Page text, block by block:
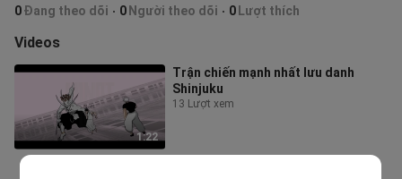
0Đang theo dõi 0 Người theo dõi 0 Lượt thích
Videos
1:22
Trận chiến mạnh nhất lưu danh
Shinjuku
13 Lượt xem
Tiếng Việt
Bahasa Melayu